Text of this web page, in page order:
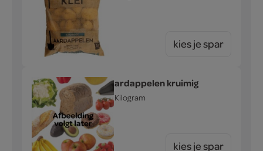
kies je spar
aardappelen kruimig
3 Kilogram
kies je spar